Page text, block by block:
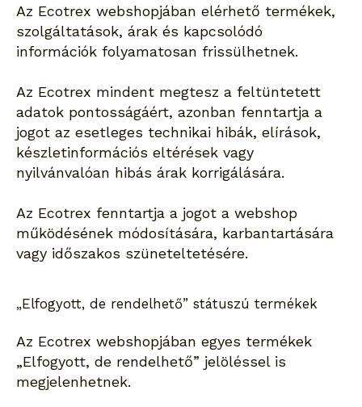
Az Ecotrex webshopjában elérhető termékek,
szolgáltatások, árak és kapcsolódó
információk folyamatosan frissülhetnek.
Az Ecotrex mindent megtesz a feltüntetett
adatok pontosságáért, azonban fenntartja a
jogot az esetleges technikai hibák, elírások,
készletinformációs eltérések vagy
nyilvánvalóan hibás árak korrigálására.
Az Ecotrex fenntartja a jogot a webshop
működésének módosítására, karbantartására
vagy időszakos szüneteltetésére.
„Elfogyott, de rendelhető” státuszú termékek
Az Ecotrex webshopjában egyes termékek
„Elfogyott, de rendelhető” jelöléssel is
megjelenhetnek.